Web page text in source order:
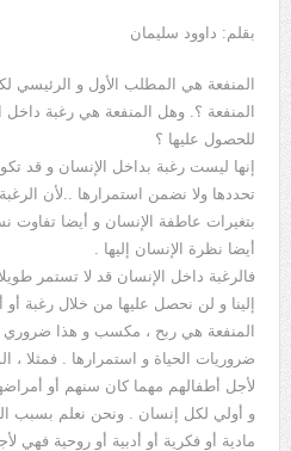
بقلم: داوود سليمان
المنفعة هي المطلب الأول و الرئيسي
المنفعة ؟. وهل المنفعة هي رغبة
للحصول عليها ؟
إنها ليست رغبة بداخل الإنسان و قد
تحددها ولا نضمن استمرارها ..لأن
بتغيرات عاطفة الإنسان و أيضا تفاوت
أيضا نظرة الإنسان إليها .
فالرغبة داخل الإنسان قد لا تستمر
إلينا و لن نحصل عليها من خلال رغبة أو
المنفعة هي ربح ، مكسب و هذا ضروري
ضروريات الحياة و استمرارها . فمثلا ،
لأجل أطفالهم مهما كان سنهم أو
و أولي لكل إنسان . ونحن نعلم بسبب
مادية أو فكرية أو أدبية أو روحية فهي